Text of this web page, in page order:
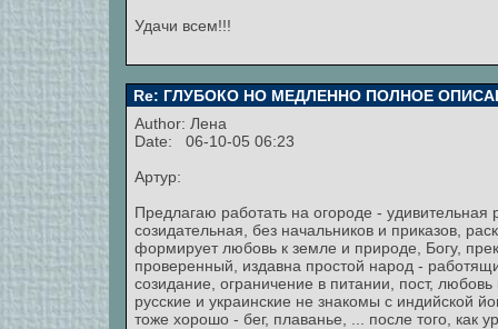
Удачи всем!!!
Re: ГЛУБОКО НО МЕДЛЕННО ПОЛНОЕ
Author: Лена
Date: 06-10-05 06:23
Артур:
Предлагаю работать на огороде - удивительная
созидательная, без начальников и приказов,
формирует любовь к земле и природе, Богу,
проверенный, издавна простой народ -
созидание, ограничение в питании, пост,
русские и украинские не знакомы с индийской
тоже хорошо - бег, плаванье, ... после того, как